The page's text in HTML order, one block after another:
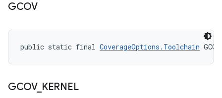
GCOV
public static final CoverageOptions.Toolchain GCOV
GCOV_ KERNEL